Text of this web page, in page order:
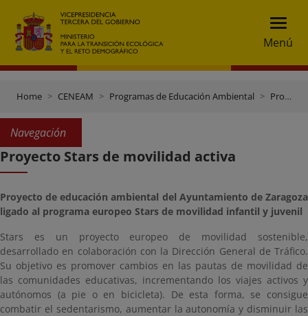
Menú
Home CENEAM Programas de Educación Ambiental Programas doutras entidades
Navegación
Proyecto Stars de movilidad activa
Proyecto de educación ambiental del Ayuntamiento de Zaragoza
ligado al programa europeo Stars de movilidad infantil y juvenil
Stars es un proyecto europeo de movilidad sostenible,
desarrollado en colaboración con la Dirección General de Tráfico.
Su objetivo es promover cambios en las pautas de movilidad de
las comunidades educativas, incrementando los viajes activos y
autónomos (a pie o en bicicleta). De esta forma, se consigue
combatir el sedentarismo, aumentar la autonomía y disminuir las